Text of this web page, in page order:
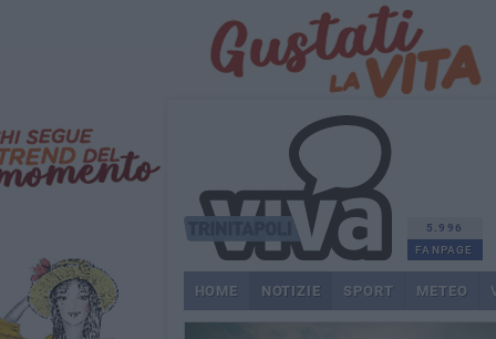
5.996
FANPAGE
HOME NOTIZIE SPORT METEO